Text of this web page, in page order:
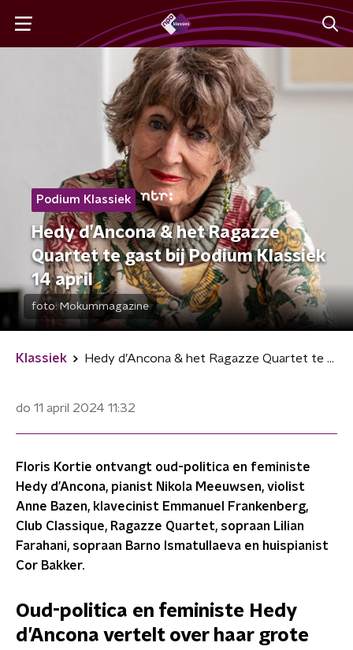
Podium Klassiek
Hedy d’Ancona & het Ragazze
Quartet te gast bij Podium Klassiek
14 april
foto: Mokummagazine
Klassiek Hedy d’Ancona & het Ragazze Quartet te gast bij Podium Klassiek 14 april
do 11 april 2024 11:32
Floris Kortie ontvangt oud-politica en feministe
Hedy d’Ancona, pianist Nikola Meeuwsen, violist
Anne Bazen, klavecinist Emmanuel Frankenberg,
Club Classique, Ragazze Quartet, sopraan Lilian
Farahani, sopraan Barno Ismatullaeva en huispianist
Cor Bakker.
Oud-politica en feministe Hedy
d’Ancona vertelt over haar grote